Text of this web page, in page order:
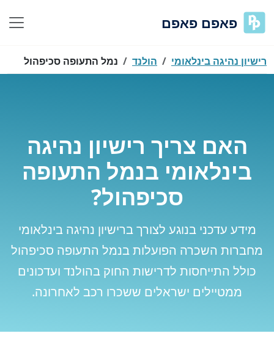
פאפם פאפם
רישיון נהיגה בינלאומי הולנד נמל התעופה סכיפהול
האם צריך רישיון נהיגה
בינלאומי בנמל התעופה
סכיפהול?
מידע עדכני בנוגע לצורך ברישיון נהיגה בינלאומי
מחברות השכרה הפועלות בנמל התעופה סכיפהול
כולל התייחסות לדרישות החוק בהולנד ועדכונים
ממטיילים ישראלים ששכרו רכב לאחרונה.